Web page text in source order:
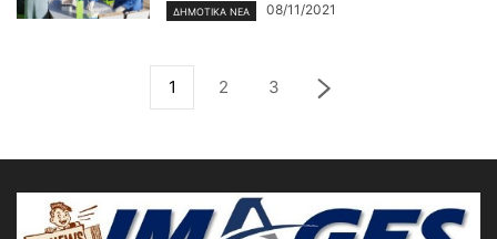
ΔΗΜΟΤΙΚΑ ΝΕΑ 08/11/2021
1 2 3